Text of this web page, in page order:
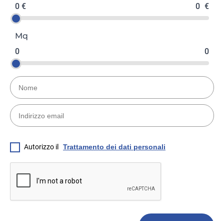
0 €
0 €
Mq
0
0
Autorizzo il Trattamento dei dati personali